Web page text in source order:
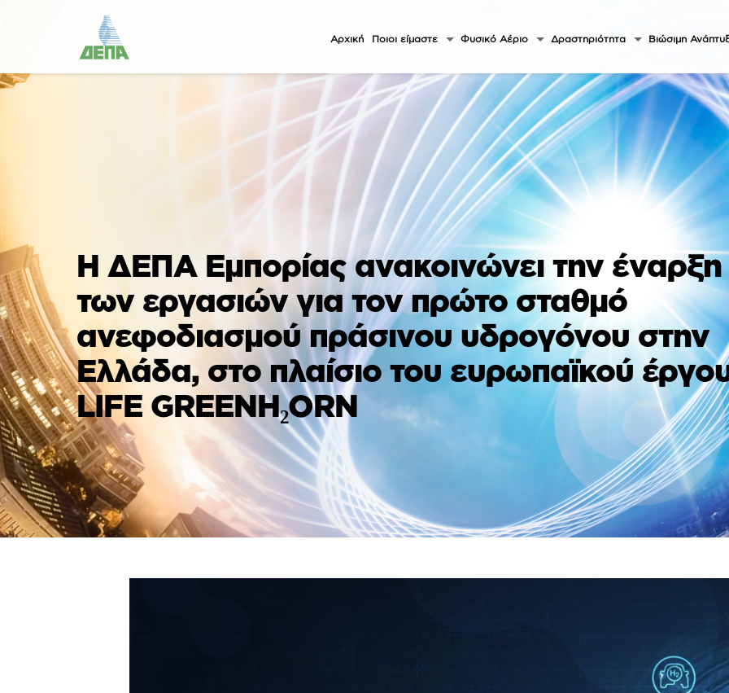
Αρχική Ποιοι είμαστε Φυσικό Αέριο Δραστηριότητα Βιώσιμη
Η ΔΕΠΑ Εμπορίας ανακοινώνει την έναρξη
των εργασιών για τον πρώτο σταθμό
ανεφοδιασμού πράσινου υδρογόνου στην
Ελλάδα, στο πλαίσιο του ευρωπαϊκού
LIFE GREENH₂ORN